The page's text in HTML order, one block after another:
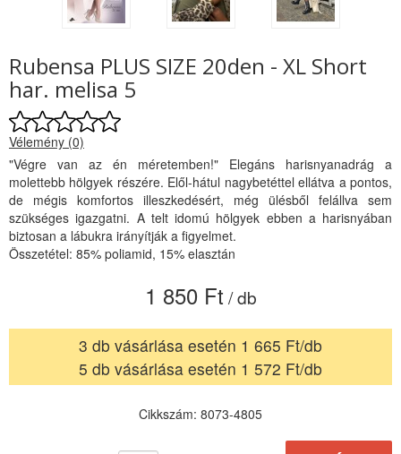
Rubensa PLUS SIZE 20den - XL Short
har. melisa 5
Vélemény (0)
"Végre van az én méretemben!" Elegáns harisnyanadrág a
molettebb hölgyek részére. Elől-hátul nagybetéttel ellátva a pontos,
de mégis komfortos illeszkedésért, még ülésből felállva sem
szükséges igazgatni. A telt idomú hölgyek ebben a harisnyában
biztosan a lábukra irányítják a figyelmet.
Összetétel: 85% poliamid, 15% elasztán
1 850 Ft / db
3 db vásárlása esetén 1 665 Ft/db
5 db vásárlása esetén 1 572 Ft/db
Cikkszám: 8073-4805